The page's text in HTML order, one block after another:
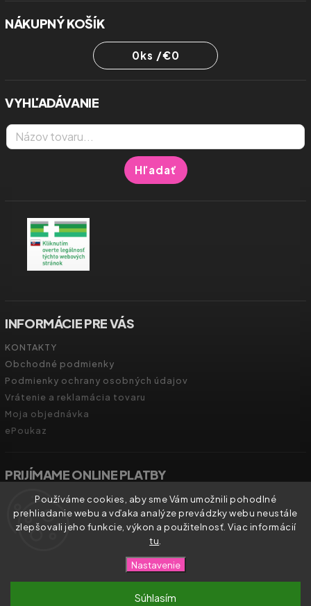
Používáme cookies, aby sme Vám umožnili pohodlné
prehliadanie webu a vďaka analýze prevádzky webu neustále
zlepšovali jeho funkcie, výkon a použitelnosť. Viac informácií
tu
Nastavenie
Súhlasím
NÁKUPNÝ KOŠÍK
0ks /€0
VYHĽADÁVANIE
Hľadať
INFORMÁCIE PRE VÁS
KONTAKTY
Obchodné podmienky
Podmienky ochrany osobných údajov
Vrátenie a reklamácia tovaru
Moja objednávka
ePoukaz
PRIJÍMAME ONLINE PLATBY
Zdravíčko.shop. Všetky práva vyhradené.
Shoptet| DesignShoptak.cz.